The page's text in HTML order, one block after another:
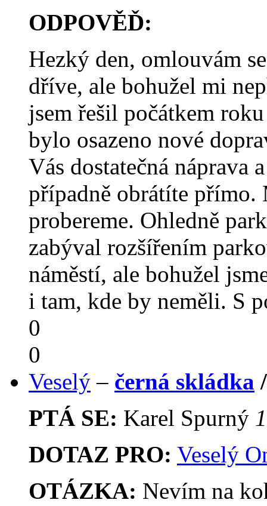
ODPOVĚĎ:
Hezký den, omlouvám
dříve, ale bohužel mi
jsem řešil počátkem
bylo osazeno nové
Vás dostatečná náprava
případně obrátíte přímo.
probereme. Ohledně
zabýval rozšířením
náměstí, ale bohužel
i tam, kde by neměli. S
0
0
Veselý – černá skládka
PTÁ SE: Karel Spurný
DOTAZ PRO: Veselý
OTÁZKA: Nevím na